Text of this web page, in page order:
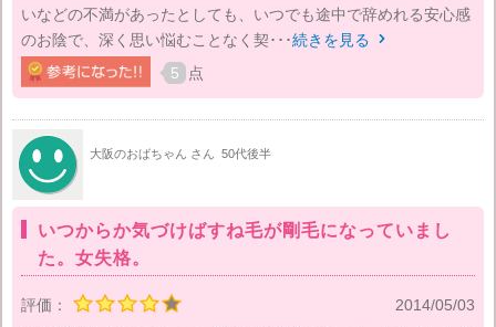
いなどの不満があったとしても、いつでも途中で辞めれる安心感
のお陰で、深く思い悩むことなく契･･･続きを見る 
5 点
大阪のおばちゃん さん 50代後半
いつからか気づけばすね毛が剛毛になっていまし
た。女失格。
評価：
2014/05/03